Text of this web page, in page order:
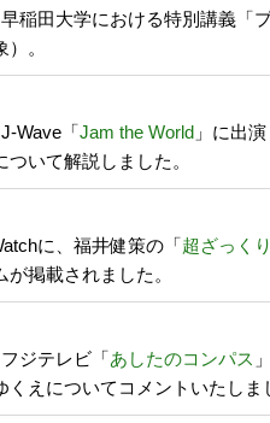
稲田大学における特別講義「
。
Wave「Jam the World 」に出
いて解説しました。
に、福井健策の「超ざっく
が掲載されました。
ジテレビ「あしたのコンパス
くえについてコメントいたしま